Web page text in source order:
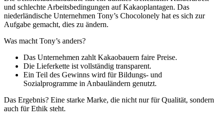
und schlechte Arbeitsbedingungen auf Kakaoplantagen. Das
niederländische Unternehmen Tony’s Chocolonely hat es sich zur
Aufgabe gemacht, dies zu ändern.
Was macht Tony’s anders?
Das Unternehmen zahlt Kakaobauern faire Preise.
Die Lieferkette ist vollständig transparent.
Ein Teil des Gewinns wird für Bildungs- und
Sozialprogramme in Anbauländern genutzt.
Das Ergebnis? Eine starke Marke, die nicht nur für Qualität, sondern
auch für Ethik steht.